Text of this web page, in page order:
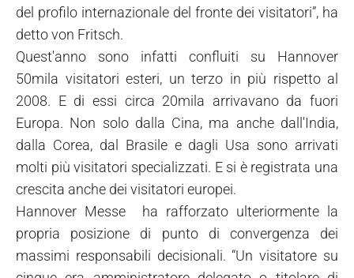
del profilo internazionale del fronte dei visitatori”, ha
detto von Fritsch.
Quest'anno sono infatti confluiti su Hannover
50mila visitatori esteri, un terzo in più rispetto al
2008. E di essi circa 20mila arrivavano da fuori
Europa. Non solo dalla Cina, ma anche dall'India,
dalla Corea, dal Brasile e dagli Usa sono arrivati
molti più visitatori specializzati. E si è registrata una
crescita anche dei visitatori europei.
Hannover Messe ha rafforzato ulteriormente la
propria posizione di punto di convergenza dei
massimi responsabili decisionali. “Un visitatore su